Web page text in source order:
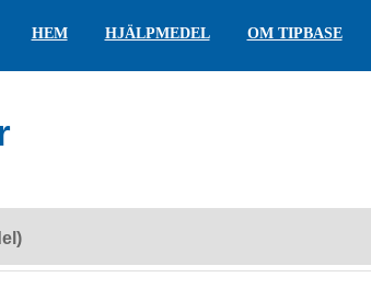
HEM HJÄLPMEDEL OM TIPBASE